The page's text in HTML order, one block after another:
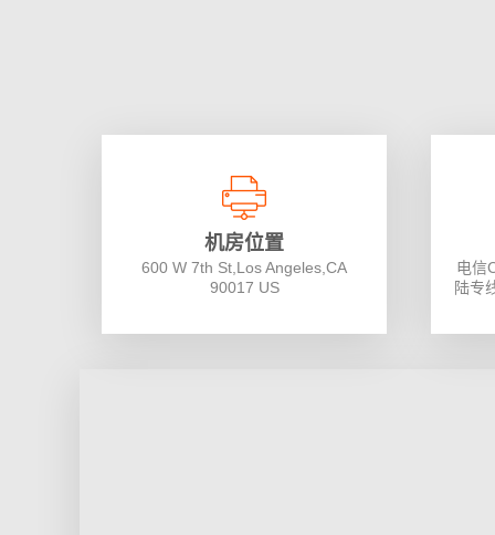
机房位置
600 W 7th St,Los Angeles,CA
90017 US
电信
陆专